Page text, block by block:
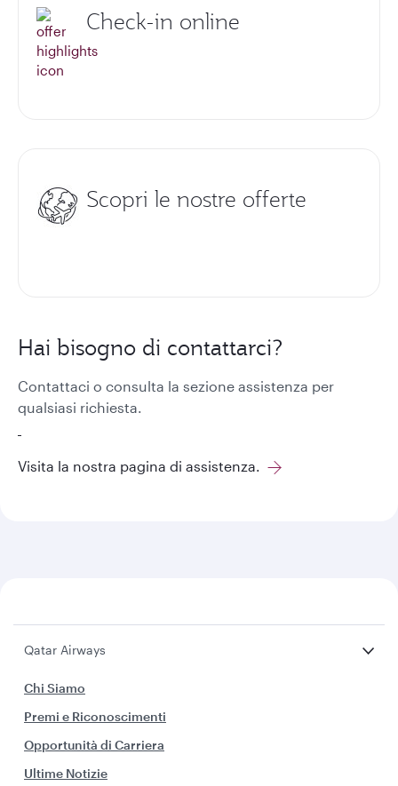
Check-in online
Scopri le nostre offerte
Hai bisogno di contattarci?
Contattaci o consulta la sezione assistenza per
qualsiasi richiesta.
Visita la nostra pagina di assistenza.
Qatar Airways
Chi Siamo
Premi e Riconoscimenti
Opportunità di Carriera
Ultime Notizie